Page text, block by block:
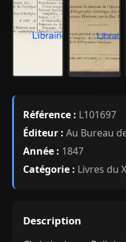
Référence : L101697
Éditeur : Au Bureau
Année : 1847
Catégorie : Livres du
Description